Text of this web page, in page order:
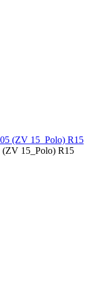
15_Polo) R15